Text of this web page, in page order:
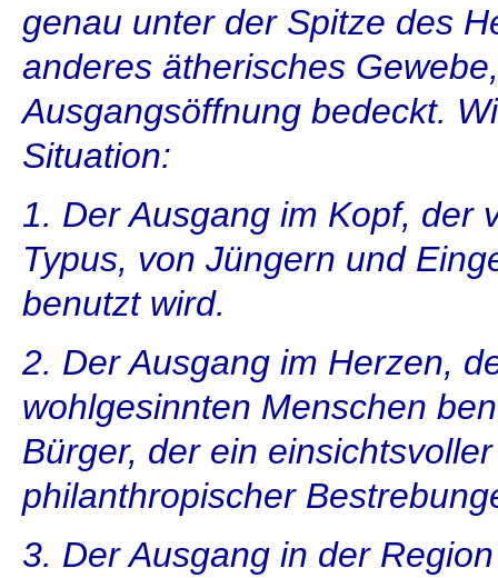
genau unter der Spitze des
anderes ätherisches
Ausgangsöffnung bedeckt.
Situation:
1. Der Ausgang im Kopf, der
Typus, von Jüngern und
benutzt wird.
2. Der Ausgang im Herzen,
wohlgesinnten Menschen
Bürger, der ein
philanthropischer
3. Der Ausgang in der